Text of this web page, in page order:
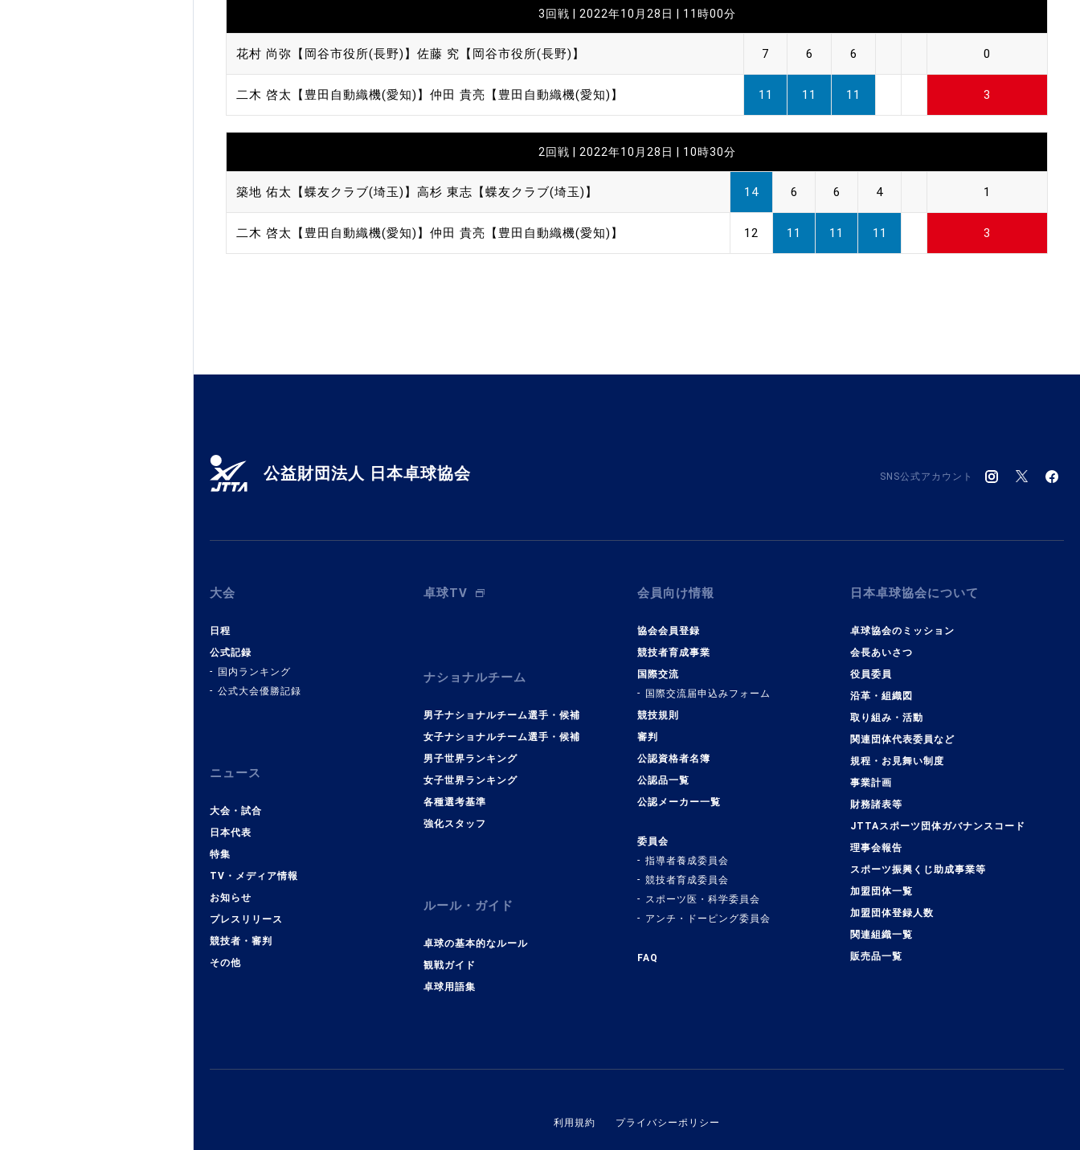
加盟団体一覧
加盟団体登録人数
3回戦 | 2022年10月28日 | 11時00分
花村 尚弥【岡谷市役所(長野)】 佐藤 究【岡谷市役所(長野)】 7 6 6 0
二木 啓太【豊田自動織機(愛知)】 仲田 貴亮【豊田自動織機(愛知)】 11 11 11 3
2回戦 | 2022年10月28日 | 10時30分
築地 佑太【蝶友クラブ(埼玉)】 高杉 東志【蝶友クラブ(埼玉)】 14 6 6 4 1
二木 啓太【豊田自動織機(愛知)】 仲田 貴亮【豊田自動織機(愛知)】 12 11 11 11 3
公益財団法人 日本卓球協会 SNS公式アカウント
大会
日程
公式記録
国内ランキング
公式大会優勝記録
ニュース
大会・試合
日本代表
特集
TV・メディア情報
お知らせ
プレスリリース
競技者・審判
その他
卓球TV
ナショナルチーム
男子ナショナルチーム選手・候補
女子ナショナルチーム選手・候補
男子世界ランキング
女子世界ランキング
各種選考基準
強化スタッフ
ルール・ガイド
卓球の基本的なルール
観戦ガイド
卓球用語集
会員向け情報
協会会員登録
競技者育成事業
国際交流
国際交流届申込みフォーム
競技規則
審判
公認資格者名簿
公認品一覧
公認メーカー一覧
委員会
指導者養成委員会
競技者育成委員会
スポーツ医・科学委員会
アンチ・ドーピング委員会
FAQ
日本卓球協会について
卓球協会のミッション
会長あいさつ
役員委員
沿革・組織図
取り組み・活動
関連団体代表委員など
規程・お見舞い制度
事業計画
財務諸表等
JTTAスポーツ団体ガバナンスコード
理事会報告
スポーツ振興くじ助成事業等
加盟団体一覧
加盟団体登録人数
関連組織一覧
販売品一覧
利用規約 プライバシーポリシー